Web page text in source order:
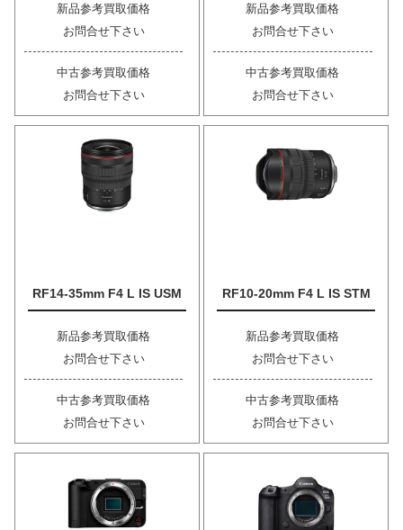
新品参考買取価格
お問合せ下さい
中古参考買取価格
お問合せ下さい
新品参考買取価格
お問合せ下さい
中古参考買取価格
お問合せ下さい
RF14-35mm F4 L IS USM
新品参考買取価格
お問合せ下さい
中古参考買取価格
お問合せ下さい
RF10-20mm F4 L IS STM
新品参考買取価格
お問合せ下さい
中古参考買取価格
お問合せ下さい